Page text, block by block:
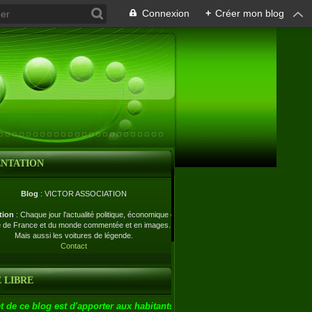
Connexion + Créer mon blog
Blog : VICTOR ASSOCIATION
: Chaque jour l'actualité politique, économique et
de France et du monde commentée et en images.
Mais aussi les voitures de légende.
Contact
LIBRE
de ce blog est d'apporter aux habitants